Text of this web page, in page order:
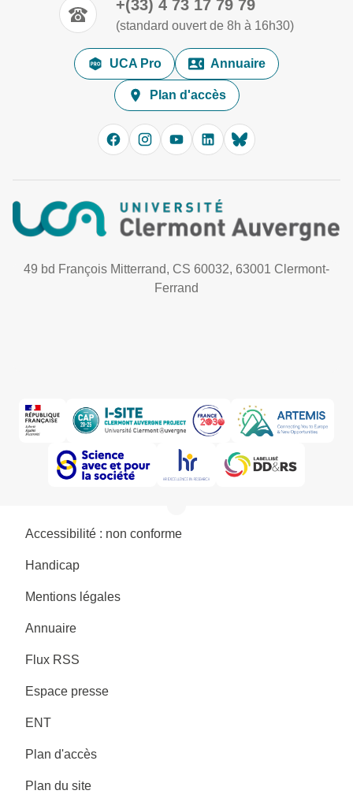
+(33) 4 73 17 79 79
(standard ouvert de 8h à 16h30)
UCA Pro Annuaire
Plan d'accès
49 bd François Mitterrand, CS 60032, 63001 Clermont-
Ferrand
Accessibilité : non conforme
Handicap
Mentions légales
Annuaire
Flux RSS
Espace presse
ENT
Plan d'accès
Plan du site